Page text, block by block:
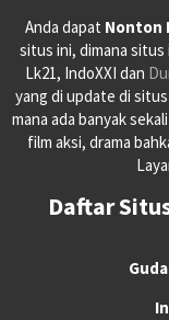
Anda dapat Nonton
situs ini, dimana situs
Lk21, IndoXXI dan
yang di update di
mana ada banyak
film aksi, drama
Daftar